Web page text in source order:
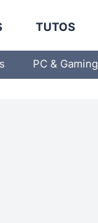
TUTOS
PC & Gaming